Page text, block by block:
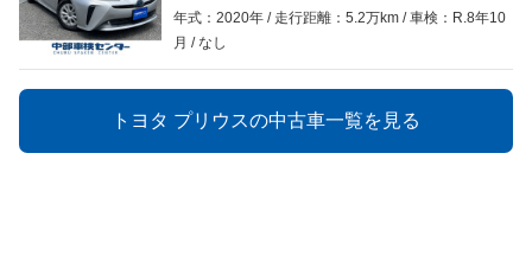
年式：2020年
走行距離：5.2万km
車検：R.8年10
月
なし
トヨタ プリウスの中古車一覧を見る